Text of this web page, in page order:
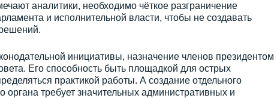
аналитики, необходимо чёткое разграничение
и исполнительной власти, чтобы не создавать
инициативы, назначение членов президентом
Его способность быть площадкой для острых
практикой работы. А создание отдельного
органа требует значительных административных и